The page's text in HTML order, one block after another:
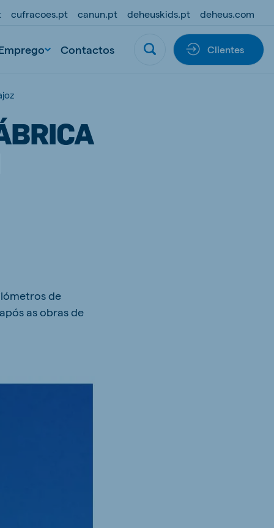
cufracoes.pt canun.pt deheuskids.pt deheus.com
Contactos Clientes
de
as obras de